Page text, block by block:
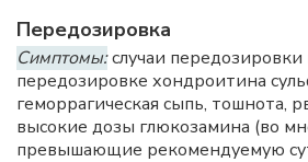
Передозировка
Симптомы:случаи
передозировке хондроитина
геморрагическая сыпь, тошнота,
высокие дозы глюкозамина (во
превышающие рекомендуемую